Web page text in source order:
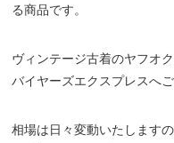
る商品です。
ヴィンテージ古着のヤフオ
バイヤーズエクスプレスへ
相場は日々変動いたします